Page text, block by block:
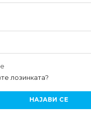
лозинката?
НАЈАВИ СЕ